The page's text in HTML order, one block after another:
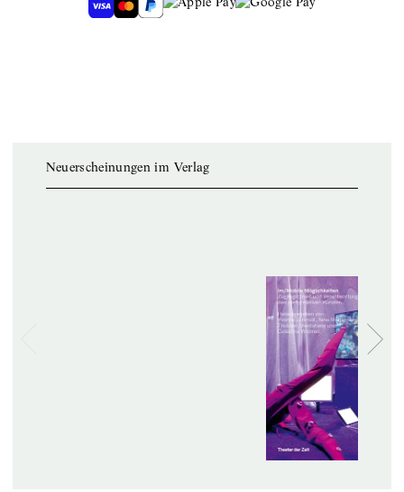
Neuerscheinungen im Verlag